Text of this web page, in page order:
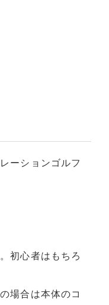
ーションゴルフ
初心者はもちろ
場合は本体のコ